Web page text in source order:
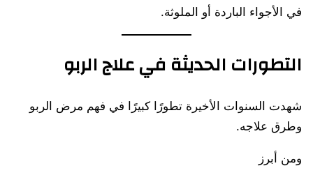
في الأجواء الباردة أو الملوثة.
التطورات الحديثة في علاج الربو
شهدت السنوات الأخيرة تطورًا كبيرًا في فهم مرض الربو
وطرق علاجه.
ومن أبرز